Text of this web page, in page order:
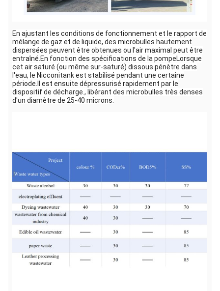
En ajustant les conditions de fonctionnement et le rapport de
mélange de gaz et de liquide, des microbulles hautement
dispersées peuvent être obtenues ou l'air maximal peut être
entraîné.En fonction des spécifications de la pompeLorsque
cet air saturé (ou même sur-saturé) dissous pénètre dans
l'eau, le Nicconitank est stabilisé pendant une certaine
période.Il est ensuite dépressurisé rapidement par le
dispositif de décharge., libérant des microbulles très denses
d'un diamètre de 25-40 microns.